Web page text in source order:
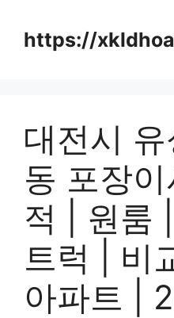
https://
대전시
동 포장
적 | 원룸
트럭 | 비
아파트 |